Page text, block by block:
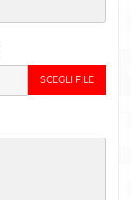
SCEGLI FILE